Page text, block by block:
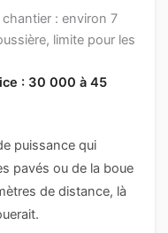
: environ 7
limite pour les
: 30 000 à 45
puissance qui
pavés ou de la boue
de distance, là